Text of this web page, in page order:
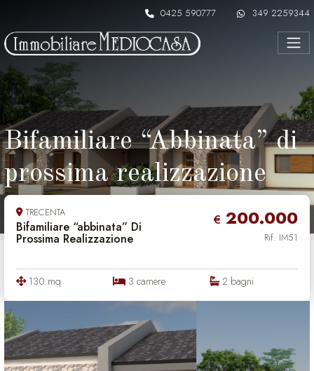
0425 590777 349 2259344
Bifamiliare “Abbinata” di
prossima realizzazione
TRECENTA
Bifamiliare “abbinata” Di
Prossima Realizzazione
€ 200.000
Rif. IM51
130 mq 3 camere 2 bagni